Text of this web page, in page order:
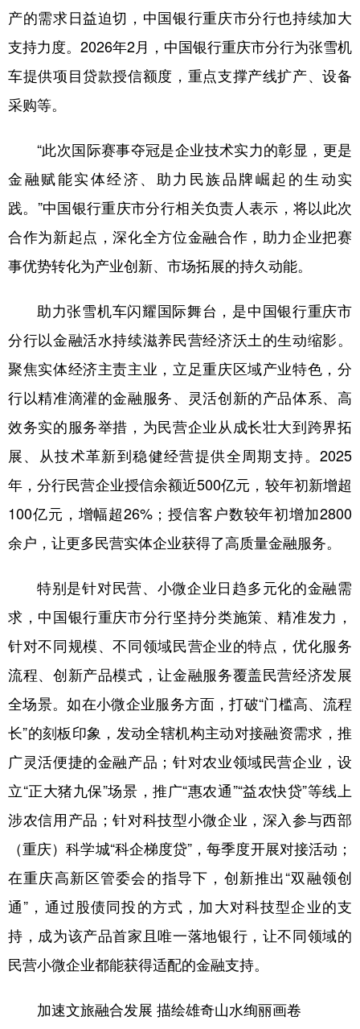
产的需求日益迫切，中国银行重庆市分行也持续加大
支持力度。2026年2月，中国银行重庆市分行为张雪机
车提供项目贷款授信额度，重点支撑产线扩产、设备
采购等。
“此次国际赛事夺冠是企业技术实力的彰显，更是
金融赋能实体经济、助力民族品牌崛起的生动实
践。”中国银行重庆市分行相关负责人表示，将以此次
合作为新起点，深化全方位金融合作，助力企业把赛
事优势转化为产业创新、市场拓展的持久动能。
助力张雪机车闪耀国际舞台，是中国银行重庆市
分行以金融活水持续滋养民营经济沃土的生动缩影。
聚焦实体经济主责主业，立足重庆区域产业特色，分
行以精准滴灌的金融服务、灵活创新的产品体系、高
效务实的服务举措，为民营企业从成长壮大到跨界拓
展、从技术革新到稳健经营提供全周期支持。2025
年，分行民营企业授信余额近500亿元，较年初新增超
100亿元，增幅超26%；授信客户数较年初增加2800
余户，让更多民营实体企业获得了高质量金融服务。
特别是针对民营、小微企业日趋多元化的金融需
求，中国银行重庆市分行坚持分类施策、精准发力，
针对不同规模、不同领域民营企业的特点，优化服务
流程、创新产品模式，让金融服务覆盖民营经济发展
全场景。如在小微企业服务方面，打破“门槛高、流程
长”的刻板印象，发动全辖机构主动对接融资需求，推
广灵活便捷的金融产品；针对农业领域民营企业，设
立“正大猪九保”场景，推广“惠农通”“益农快贷”等线上
涉农信用产品；针对科技型小微企业，深入参与西部
（重庆）科学城“科企梯度贷”，每季度开展对接活动；
在重庆高新区管委会的指导下，创新推出“双融领创
通”，通过股债同投的方式，加大对科技型企业的支
持，成为该产品首家且唯一落地银行，让不同领域的
民营小微企业都能获得适配的金融支持。
加速文旅融合发展 描绘雄奇山水绚丽画卷